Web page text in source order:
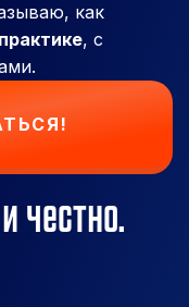
как
, с
честно.